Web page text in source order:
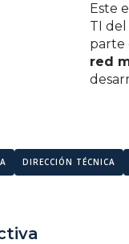
Este
TI
parte
red
DIRECCIÓN TÉCNICA